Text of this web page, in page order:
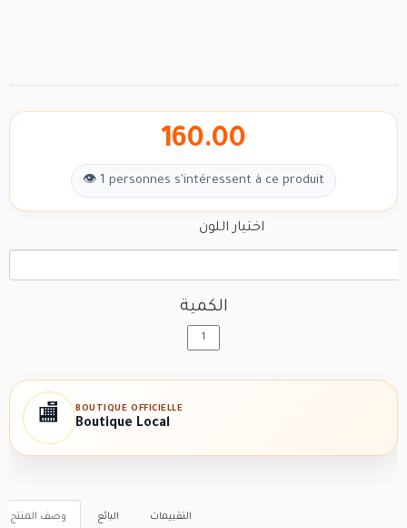
160.00
👁 1 personnes s'intéressent à ce produit
اختيار اللون
الكمية
🏬 BOUTIQUE OFFICIELLE
Boutique Local
وصف المنتج البائع التقييمات